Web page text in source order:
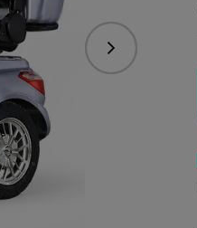
Následující